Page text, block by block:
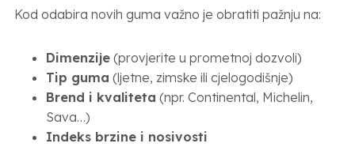
Kod odabira novih guma važno je obratiti pažnju na:
Dimenzije(provjerite u prometnoj dozvoli)
Tip guma (ljetne, zimske ili cjelogodišnje)
Brend i kvaliteta (npr. Continental, Michelin,
Sava…)
Indeks brzine i nosivosti